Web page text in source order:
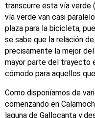
transcurre esta vía verde
vía verde van casi
plaza para la bicicleta,
se sabe que la relación
precisamente la mejor
mayor parte del trayecto
cómodo para aquellos
Como disponíamos de
comenzando en
laguna de Gallocanta y